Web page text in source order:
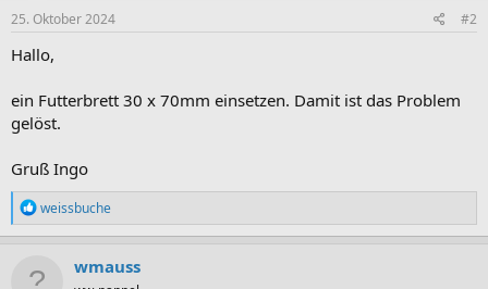
25. Oktober 2024 #2
Hallo,
ein Futterbrett 30 x 70mm einsetzen. Damit ist das Problem
gelöst.
Gruß Ingo
R
e
a
t
weissbuche
wmauss